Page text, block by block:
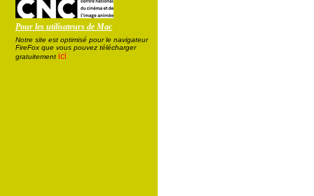
Pour les utilisateurs de Mac
Notre site est optimisé pour le navigateur
FireFox que vous pouvez télécharger
gratuitement ici